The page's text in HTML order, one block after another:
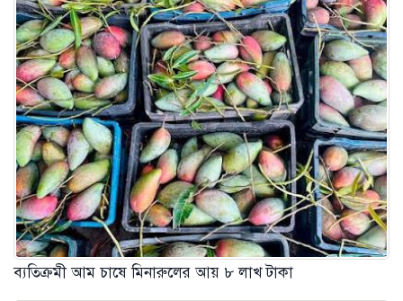
ব্যতিক্রমী আম চাষে মিনারুলের আয় ৮ লাখ টাকা